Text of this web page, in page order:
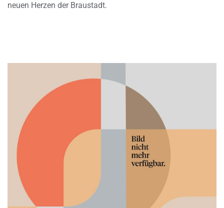
neuen Herzen der Braustadt.